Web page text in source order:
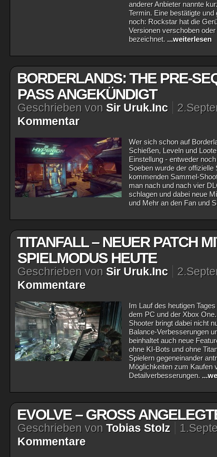
anderer Anbieter nannte
Termin. Eine bestätigte
noch: Rockstar hat die
Versionen verschoben
bezeichnet. ...weiterlesen
BORDERLANDS: THE PRE-
PASS ANGEKÜNDIGT
Geschrieben von Sir Uruk.Inc
Kommentar
Wer sich schon auf
Schießen, Leveln und
Einstellung - entweder
Soeben wurde der
kommenden Sammel-
man nach und nach vier
schlagen und dabei neue
und Mehr an den Fan und
TITANFALL – NEUER PATCH
SPIELMODUS HEUTE
Geschrieben von Sir Uruk.Inc
Kommentare
Im Lauf des heutigen
dem PC und der Xbox
Shooter bringt dabei nicht
Balance-Verbesserungen
beinhaltet auch neue
ohne KI-Bots und ohne
Spielern gegeneinander
Möglichkeiten zum Kaufen
Detailverbesserungen.
EVOLVE – GROSS
Geschrieben von Tobias Stolz
Kommentare